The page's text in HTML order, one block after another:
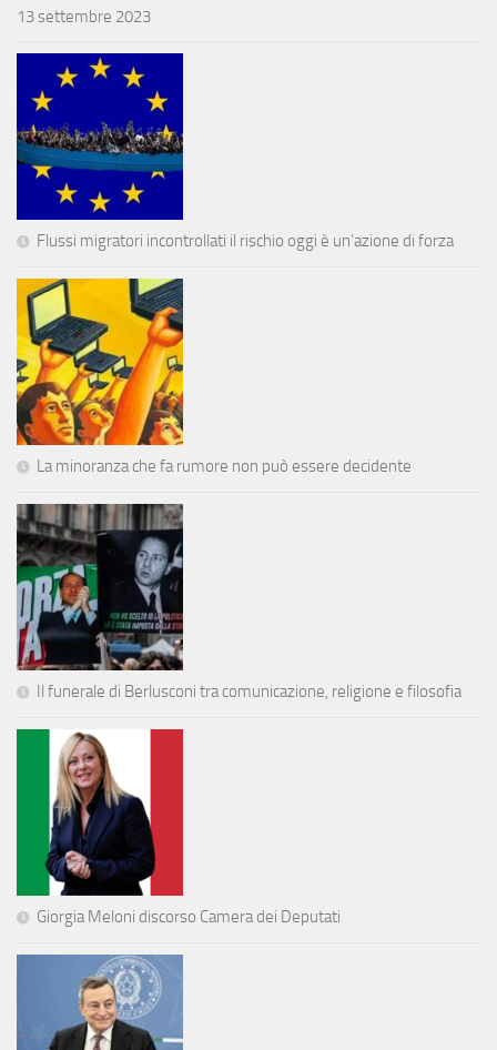
13 settembre 2023
Flussi migratori incontrollati il rischio oggi è un’azione di forza
La minoranza che fa rumore non può essere decidente
Il funerale di Berlusconi tra comunicazione, religione e filosofia
Giorgia Meloni discorso Camera dei Deputati